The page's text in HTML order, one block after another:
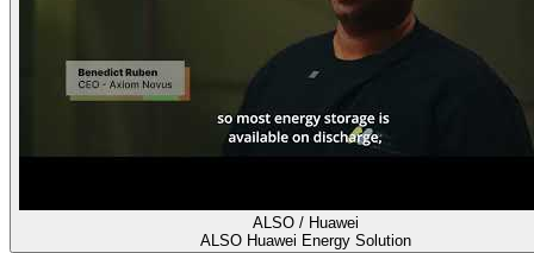
ALSO / Huawei
ALSO Huawei Energy Solution